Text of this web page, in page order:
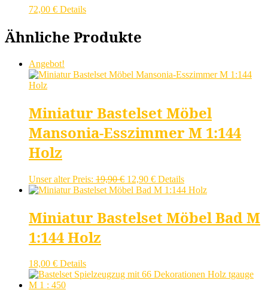
72,00 € Details
Ähnliche Produkte
Angebot!
Miniatur Bastelset Möbel
Mansonia-Esszimmer M 1:144
Holz
Unser alter Preis: 19,90€ Ursprünglicher
Preis
19,90 €
12,90 €Aktueller
Preis
12,90 €.
Details
Miniatur Bastelset Möbel Bad M
1:144 Holz
18,00 € Details